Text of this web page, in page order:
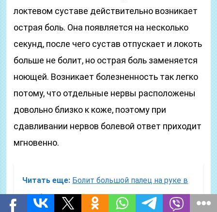
локтевом суставе действительно возникает
острая боль. Она появляется на несколько
секунд, после чего сустав отпускает и локоть
больше не болит, но острая боль заменяется
ноющей. Возникает болезненность так легко
потому, что отдельные нервы расположены
довольно близко к коже, поэтому при
сдавливании нервов болевой ответ приходит
мгновенно.
Читать еще: Болит большой палец на руке в
изгибе с ладонью